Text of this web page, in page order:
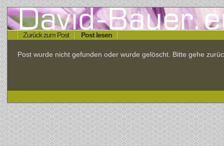
Zurück zum Post Post lesen
Post wurde nicht gefunden oder wurde gelöscht. Bitte gehe